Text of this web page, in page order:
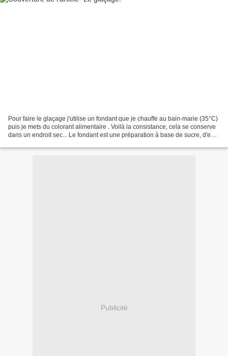
Pour faire le glaçage j'utilise un fondant que je chauffe au bain-marie (35°C)
puis je mets du colorant alimentaire . Voilà la consistance, cela se conserve
dans un endroit sec... Le fondant est une préparation à base de sucre, d'eau
Publicité